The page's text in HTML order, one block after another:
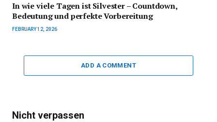
In wie viele Tagen ist Silvester – Countdown,
Bedeutung und perfekte Vorbereitung
FEBRUARY 12, 2026
ADD A COMMENT
Nicht verpassen